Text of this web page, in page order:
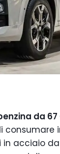
da 67
consumare
in acciaio da